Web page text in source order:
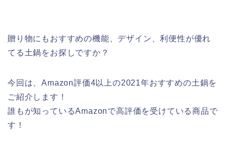
贈り物にもおすすめの機能、デザイン、利便性が優れ
てる土鍋をお探しですか？
今回は、Amazon評価4以上の2021年おすすめの土鍋を
ご紹介します！
誰もが知っているAmazonで高評価を受けている商品で
す！